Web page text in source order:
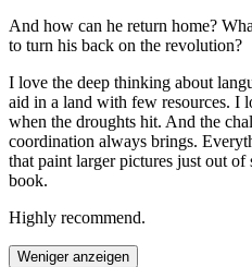
And how can he return home?
to turn his back on the revolution?
I love the deep thinking about
aid in a land with few resources. I
when the droughts hit. And the
coordination always brings.
that paint larger pictures just out
book.
Highly recommend.
Weniger anzeigen